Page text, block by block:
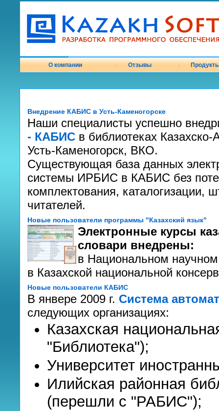
О компании Отзывы
Внедрение КАБИС в Усть-Каменогорске
Наши специалисты успешно
- КАБИС в библиотеках Казахско-
Усть-Каменогорск, ВКО.
Существующая база данных
системы ИРБИС в КАБИС без
комплектования, каталогизации,
читателей.
Новые пользователи программы "Казахский язык"
Электронные курсы
словари внедрены:
в Национальном
в Казахской национальной
Новые пользователи КАБИС
В янвере 2009 г. Система
следующих организациях:
Казахская
"Библиотека");
Университет
Илийская районная
(перешли с "РАБИС");